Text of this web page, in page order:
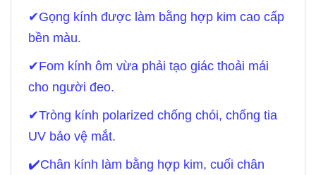
✔Gọng kính được làm bằng hợp kim cao cấp
bền màu.
✔Fom kính ôm vừa phải tạo giác thoải mái
cho người đeo.
✔Tròng kính polarized chống chói, chống tia
UV bảo vệ mắt.
✔️Chân kính làm bằng hợp kim, cuối chân